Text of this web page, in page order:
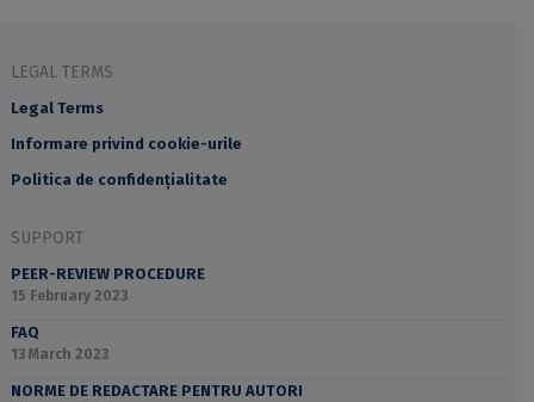
LEGAL TERMS
Legal Terms
Informare privind cookie-urile
Politica de confidențialitate
SUPPORT
PEER-REVIEW PROCEDURE
15 February 2023
FAQ
13 March 2023
NORME DE REDACTARE PENTRU AUTORI